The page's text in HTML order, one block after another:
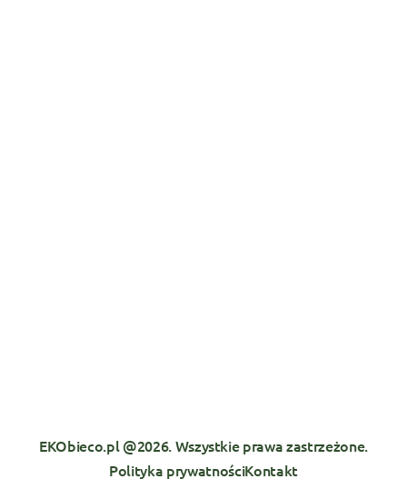
EKObieco.pl @2026. Wszystkie prawa zastrzeżone.
Polityka prywatnościKontakt